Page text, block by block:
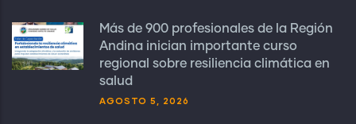
Más de 900 profesionales de la Región
Andina inician importante curso
regional sobre resiliencia climática en
salud
AGOSTO 5, 2026